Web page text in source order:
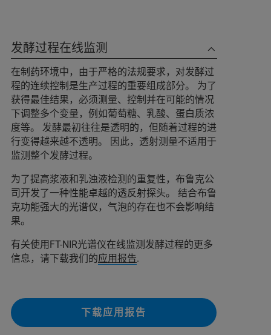
发酵过程在线监测
在制药环境中，由于严格的法规要求，对发酵过
程的连续控制是生产过程的重要组成部分。 为了
获得最佳结果，必须测量、控制并在可能的情况
下调整多个变量，例如葡萄糖、乳酸、蛋白质浓
度等。 发酵最初往往是透明的，但随着过程的进
行变得越来越不透明。 因此，透射测量不适用于
监测整个发酵过程。
为了提高浆液和乳浊液检测的重复性，布鲁克公
司开发了一种性能卓越的透反射探头。 结合布鲁
克功能强大的光谱仪，气泡的存在也不会影响结
果。
有关使用FT-NIR光谱仪在线监测发酵过程的更多
信息，请下载我们的应用报告.
下载应用报告